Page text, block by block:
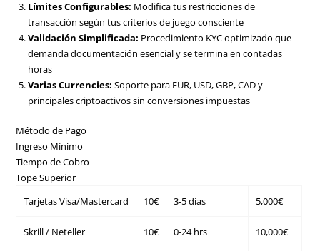
Límites Configurables: Modifica tus restricciones de
transacción según tus criterios de juego consciente
Validación Simplificada: Procedimiento KYC optimizado que
demanda documentación esencial y se termina en contadas
horas
Varias Currencies: Soporte para EUR, USD, GBP, CAD y
principales criptoactivos sin conversiones impuestas
Método de Pago
Ingreso Mínimo
Tiempo de Cobro
Tope Superior
Tarjetas Visa/Mastercard
10€ 3-5 días 5,000€
Skrill / Neteller 10€ 0-24 hrs 10,000€